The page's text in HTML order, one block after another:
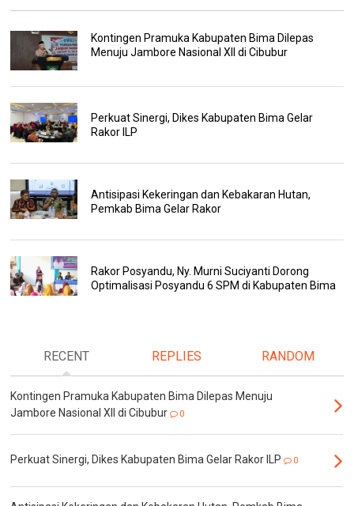
Kontingen Pramuka Kabupaten Bima Dilepas
Menuju Jambore Nasional XII di Cibubur
Perkuat Sinergi, Dikes Kabupaten Bima Gelar
Rakor ILP
Antisipasi Kekeringan dan Kebakaran Hutan,
Pemkab Bima Gelar Rakor
Rakor Posyandu, Ny. Murni Suciyanti Dorong
Optimalisasi Posyandu 6 SPM di Kabupaten Bima
RECENT REPLIES RANDOM
Kontingen Pramuka Kabupaten Bima Dilepas Menuju
Jambore Nasional XII di Cibubur
0
Perkuat Sinergi, Dikes Kabupaten Bima Gelar Rakor ILP 0